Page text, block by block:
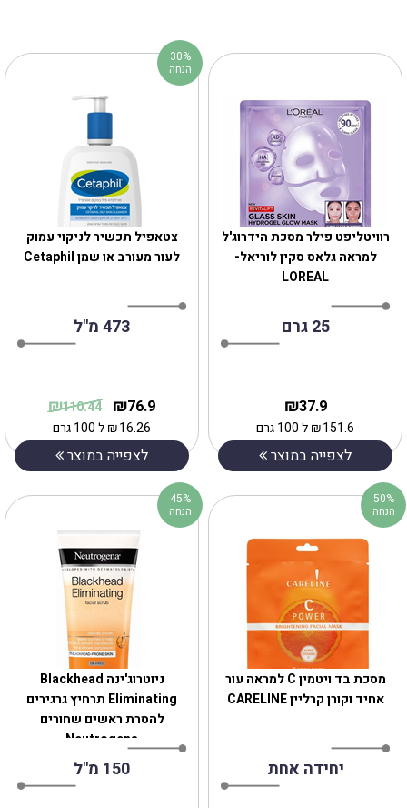
צטאפיל תכשיר לניקוי עמוק
לעור מעורב או שמן Cetaphil
473 מ"ל
76.9
₪
110.44
₪
16.26
₪ל 100 גרם
לצפייה במוצר
30%
הנחה
רוויטליפט פילר מסכת הידרוג'ל
למראה גלאס סקין לוריאל-
LOREAL
25 גרם
37.9
₪
151.6
₪ל 100 גרם
לצפייה במוצר
ניוטרוג'ינה Blackhead
Eliminating תרחיץ גרגירים
להסרת ראשים שחורים
Neutrogena
150 מ"ל
45%
הנחה
מסכת בד ויטמין C למראה עור
אחיד וקורן קרליין CARELINE
יחידה אחת
50%
הנחה